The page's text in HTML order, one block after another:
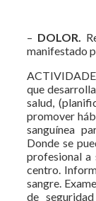
– DOLOR.
manifestado
que
salud,
promover
sanguínea
Donde se
profesional a
centro.
sangre.
de